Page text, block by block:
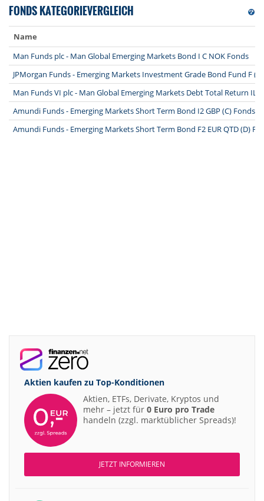
FONDS KATEGORIEVERGLEICH
Name
Man Funds plc - Man Global Emerging Markets Bond I C NOK Fonds
JPMorgan Funds - Emerging Markets Investment Grade Bond Fund F
Man Funds VI plc - Man Global Emerging Markets Debt Total Return IL
Amundi Funds - Emerging Markets Short Term Bond I2 GBP (C) Fonds
Amundi Funds - Emerging Markets Short Term Bond F2 EUR QTD (D)
Aktien kaufen zu Top-Konditionen
Aktien, ETFs, Derivate, Kryptos und
mehr – jetzt für 0 Euro pro Trade
handeln (zzgl. marktüblicher Spreads)!
JETZT INFORMIEREN